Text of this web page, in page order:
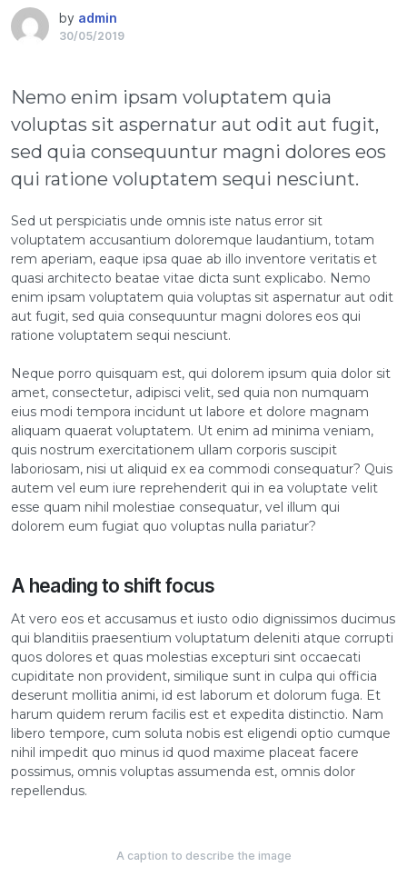
by admin
30/05/2019
Nemo enim ipsam voluptatem quia
voluptas sit aspernatur aut odit aut fugit,
sed quia consequuntur magni dolores eos
qui ratione voluptatem sequi nesciunt.
Sed ut perspiciatis unde omnis iste natus error sit
voluptatem accusantium doloremque laudantium, totam
rem aperiam, eaque ipsa quae ab illo inventore veritatis et
quasi architecto beatae vitae dicta sunt explicabo. Nemo
enim ipsam voluptatem quia voluptas sit aspernatur aut odit
aut fugit, sed quia consequuntur magni dolores eos qui
ratione voluptatem sequi nesciunt.
Neque porro quisquam est, qui dolorem ipsum quia dolor sit
amet, consectetur, adipisci velit, sed quia non numquam
eius modi tempora incidunt ut labore et dolore magnam
aliquam quaerat voluptatem. Ut enim ad minima veniam,
quis nostrum exercitationem ullam corporis suscipit
laboriosam, nisi ut aliquid ex ea commodi consequatur? Quis
autem vel eum iure reprehenderit qui in ea voluptate velit
esse quam nihil molestiae consequatur, vel illum qui
dolorem eum fugiat quo voluptas nulla pariatur?
A heading to shift focus
At vero eos et accusamus et iusto odio dignissimos ducimus
qui blanditiis praesentium voluptatum deleniti atque corrupti
quos dolores et quas molestias excepturi sint occaecati
cupiditate non provident, similique sunt in culpa qui officia
deserunt mollitia animi, id est laborum et dolorum fuga. Et
harum quidem rerum facilis est et expedita distinctio. Nam
libero tempore, cum soluta nobis est eligendi optio cumque
nihil impedit quo minus id quod maxime placeat facere
possimus, omnis voluptas assumenda est, omnis dolor
repellendus.
A caption to describe the image